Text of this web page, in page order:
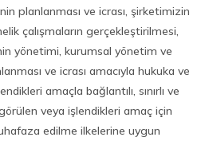
planlanması ve icrası, şirketimizin
çalışmaların gerçekleştirilmesi,
yönetimi, kurumsal yönetim ve
ve icrası amacıyla hukuka ve
amaçla bağlantılı, sınırlı ve
veya işlendikleri amaç için
edilme ilkelerine uygun